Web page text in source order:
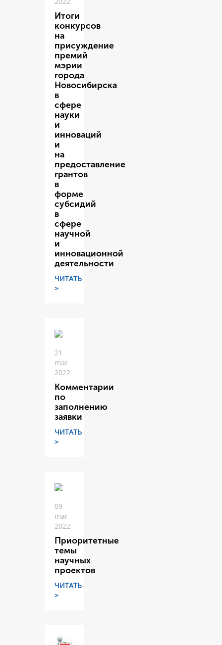
Итоги
конкурсов
на
присуждение
премий
мэрии
города
Новосибирска
в
сфере
науки
и
инноваций
и
на
предоставление
грантов
в
форме
субсидий
в
сфере
научной
и
инновационной
деятельности
ЧИТАТЬ
>
21
mar
2022
Комментарии
по
заполнению
заявки
ЧИТАТЬ
>
09
mar
2022
Приоритетные
темы
научных
проектов
ЧИТАТЬ
>